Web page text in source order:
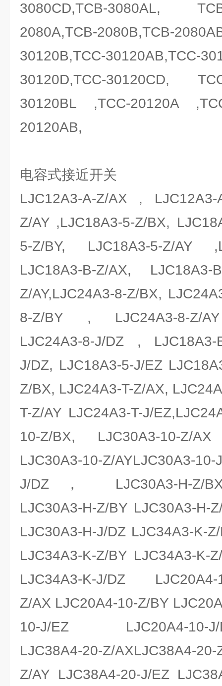
3080CD,TCB-3080AL,
2080A,TCB-2080B,TCB-
30120B,TCC-30120AB,TCC-
30120D,TCC-30120CD,
30120BL ,TCC-20120A
20120AB,
电容式接近开关
LJC12A3-A-Z/AX , LJC12A3-
Z/AY ,LJC18A3-5-Z/BX,
5-Z/BY, LJC18A3-5-Z/AY
LJC18A3-B-Z/AX, LJC18A3-
Z/AY,LJC24A3-8-Z/BX,
8-Z/BY , LJC24A3-8-Z/
LJC24A3-8-J/DZ , LJC18A3-
J/DZ, LJC18A3-5-J/EZ
Z/BX, LJC24A3-T-Z/AX,
T-Z/AY LJC24A3-T-J/
10-Z/BX, LJC30A3-10-Z/AX
LJC30A3-10-Z/AYLJC30A3-
J/DZ， LJC30A3-H-Z/BX
LJC30A3-H-Z/BY LJC30A3-H-
LJC30A3-H-J/DZ LJC34A3-K-
LJC34A3-K-Z/BY LJC34A3-K-
LJC34A3-K-J/DZ LJC20A4-
Z/AX LJC20A4-10-Z/BY
10-J/EZ LJC20A4-10-J/
LJC38A4-20-Z/AXLJC38A4-
Z/AY LJC38A4-20-J/EZ